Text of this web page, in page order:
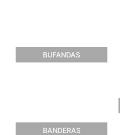
BUFANDAS
BANDERAS